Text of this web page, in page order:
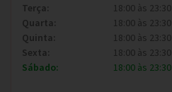
Terça:
18:00 às 23:30
Quarta:
18:00 às 23:30
Quinta:
18:00 às 23:30
Sexta:
18:00 às 23:30
Sábado:
18:00 às 23:30